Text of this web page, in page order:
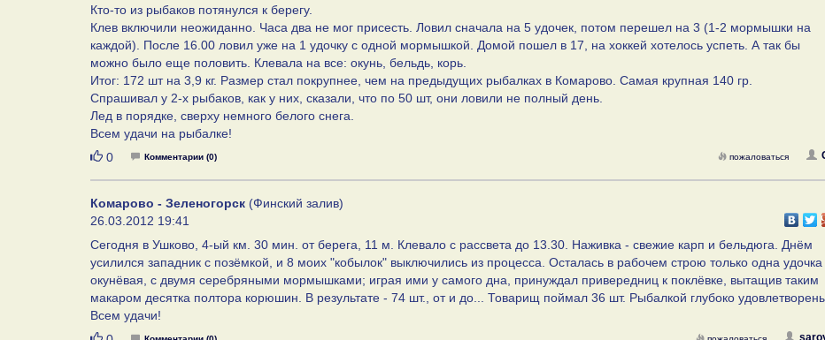
Кто-то из рыбаков потянулся к берегу.
Клев включили неожиданно. Часа два не мог присесть. Ловил сначала на 5 удочек, потом перешел на 3 (1-2 мормышки на
каждой). После 16.00 ловил уже на 1 удочку с одной мормышкой. Домой пошел в 17, на хоккей хотелось успеть. А так бы
можно было еще половить. Клевала на все: окунь, бельдь, корь.
Итог: 172 шт на 3,9 кг. Размер стал покрупнее, чем на предыдущих рыбалках в Комарово. Самая крупная 140 гр.
Спрашивал у 2-х рыбаков, как у них, сказали, что по 50 шт, они ловили не полный день.
Лед в порядке, сверху немного белого снега.
Всем удачи на рыбалке!
Нравится
0 Комментарии (0) пожаловаться
Комарово - Зеленогорск (Финский залив)
26.03.2012 19:41
Сегодня в Ушково, 4-ый км. 30 мин. от берега, 11 м. Клевало с рассвета до 13.30. Наживка - свежие карп и бельдюга. Днём
усилился западник с позёмкой, и 8 моих "кобылок" выключились из процесса. Осталась в рабочем строю только одна удочка
окунёвая, с двумя серебряными мормышками; играя ими у самого дна, принуждал привередниц к поклёвке, вытащив таким
макаром десятка полтора корюшин. В результате - 74 шт., от и до... Товарищ поймал 36 шт. Рыбалкой глубоко
Всем удачи!